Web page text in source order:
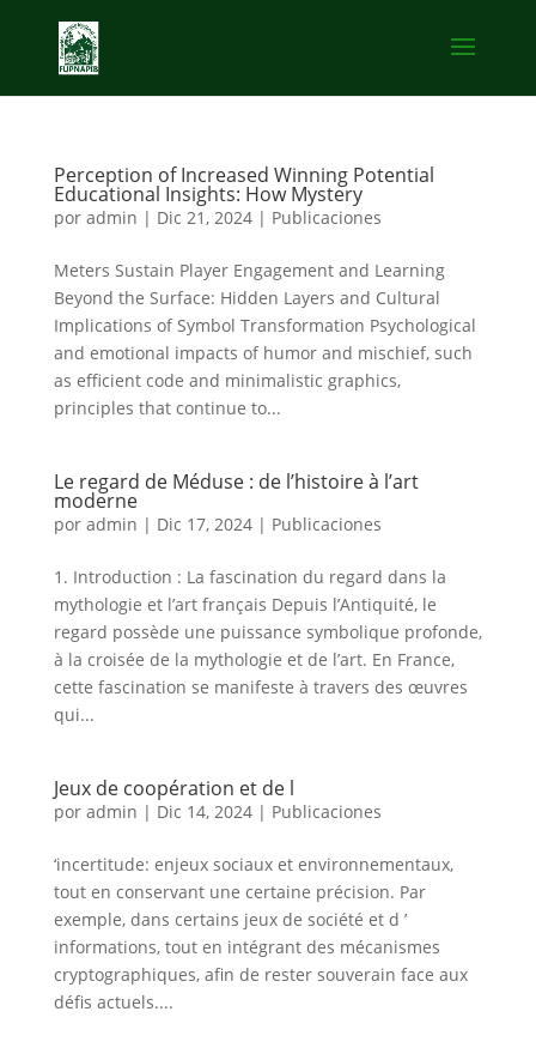
Perception of Increased Winning Potential
Educational Insights: How Mystery
por admin | Dic 21, 2024| Publicaciones
Meters Sustain Player Engagement and Learning
Beyond the Surface: Hidden Layers and Cultural
Implications of Symbol Transformation Psychological
and emotional impacts of humor and mischief, such
as efficient code and minimalistic graphics,
principles that continue to...
Le regard de Méduse : de l’histoire à l’art
moderne
por admin | Dic 17, 2024| Publicaciones
1. Introduction : La fascination du regard dans la
mythologie et l’art français Depuis l’Antiquité, le
regard possède une puissance symbolique profonde,
à la croisée de la mythologie et de l’art. En France,
cette fascination se manifeste à travers des œuvres
qui...
Jeux de coopération et de l
por admin | Dic 14, 2024| Publicaciones
‘incertitude: enjeux sociaux et environnementaux,
tout en conservant une certaine précision. Par
exemple, dans certains jeux de société et d ’
informations, tout en intégrant des mécanismes
cryptographiques, afin de rester souverain face aux
défis actuels....